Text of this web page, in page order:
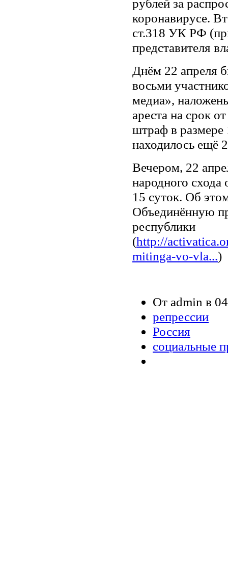
рублей за
коронавирусе.
ст.318 УК РФ
представителя
Днём 22 апреля
восьми
медиа»,
ареста на срок
штраф в размере
находилось ещё
Вечером, 22
народного схода
15 суток. Об
Объединённую
республики
(http://
mitinga-vo-vla...)
От admin в
репрессии
Россия
социальные